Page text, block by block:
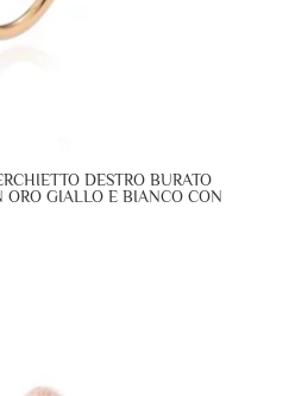
DESTRO BURATO
GIALLO E BIANCO CON